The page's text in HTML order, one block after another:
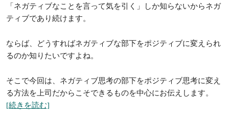
「ネガティブなことを言って気を引く」しか知らないからネガ
ティブであり続けます。
ならば、どうすればネガティブな部下をポジティブに変えられ
るのか知りたいですよね。
そこで今回は、ネガティブ思考の部下をポジティブ思考に変え
る方法を上司だからこそできるものを中心にお伝えします。
[続きを読む]